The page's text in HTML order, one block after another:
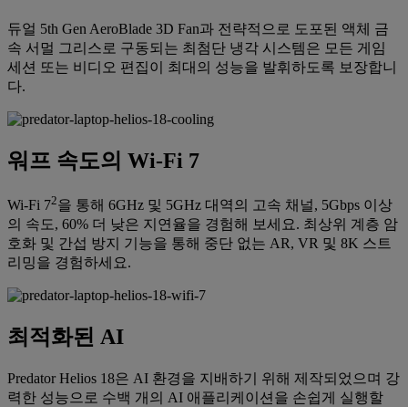
듀얼 5th Gen AeroBlade 3D Fan과 전략적으로 도포된 액체 금
속 서멀 그리스로 구동되는 최첨단 냉각 시스템은 모든 게임
세션 또는 비디오 편집이 최대의 성능을 발휘하도록 보장합니
다.
워프 속도의 Wi-Fi 7
Wi-Fi 72을 통해 6GHz 및 5GHz 대역의 고속 채널, 5Gbps 이상
의 속도, 60% 더 낮은 지연율을 경험해 보세요. 최상위 계층 암
호화 및 간섭 방지 기능을 통해 중단 없는 AR, VR 및 8K 스트
리밍을 경험하세요.
최적화된 AI
Predator Helios 18은 AI 환경을 지배하기 위해 제작되었으며 강
력한 성능으로 수백 개의 AI 애플리케이션을 손쉽게 실행할